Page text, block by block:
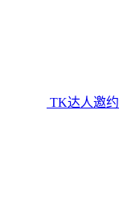
TK达人邀约